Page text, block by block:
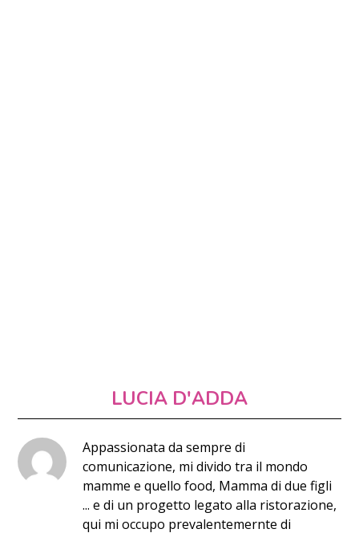
LUCIA D'ADDA
Appassionata da sempre di
comunicazione, mi divido tra il mondo
mamme e quello food, Mamma di due figli
... e di un progetto legato alla ristorazione,
qui mi occupo prevalentemernte di